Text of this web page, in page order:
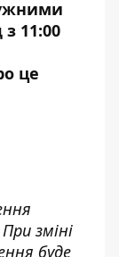
11:00
це
зміні
буде